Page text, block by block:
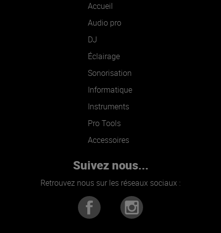
Accueil
Audio pro
DJ
Éclairage
Sonorisation
Informatique
Instruments
Pro Tools
Accessoires
Suivez nous...
Retrouvez nous sur les réseaux sociaux :